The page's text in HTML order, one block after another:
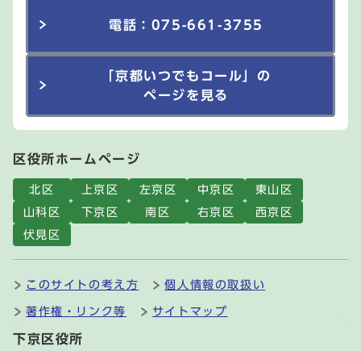
電話：075-661-3755
「京都いつでもコール」の
ページを見る
区役所ホームページ
北区 上京区 左京区 中京区
東山区
山科区
下京区 南区 右京区
西京区
伏見区
このサイトの考え方 個人情報の取扱い
著作権・リンク等 サイトマップ
下京区役所